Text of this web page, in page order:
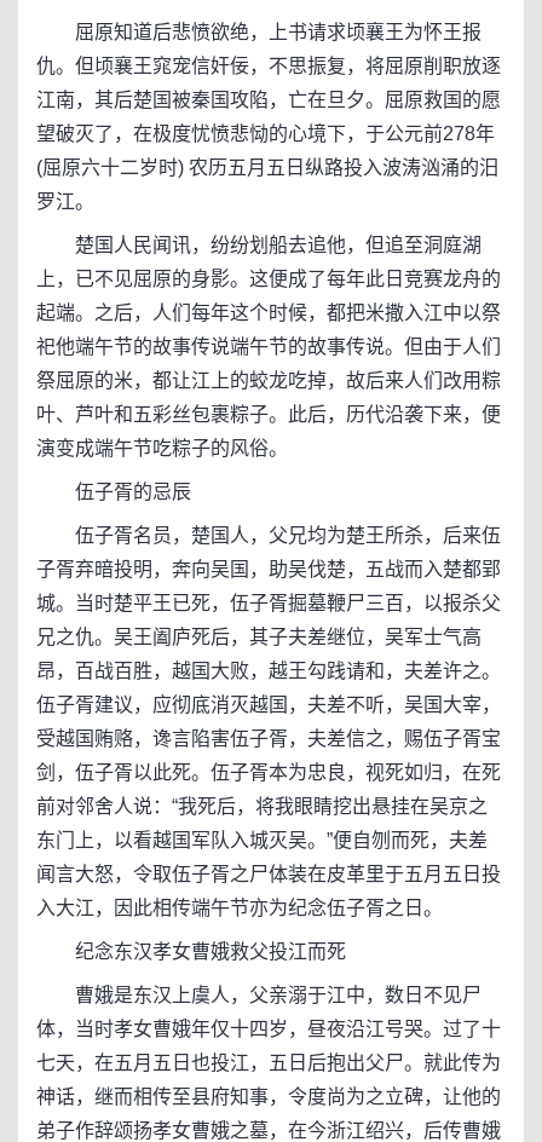
屈原知道后悲愤欲绝，上书请求顷襄王为怀王报
仇。但顷襄王窕宠信奸佞，不思振复，将屈原削职放逐
江南，其后楚国被秦国攻陷，亡在旦夕。屈原救国的愿
望破灭了，在极度忧愤悲恸的心境下，于公元前278年
(屈原六十二岁时) 农历五月五日纵路投入波涛汹涌的汨
罗江。
楚国人民闻讯，纷纷划船去追他，但追至洞庭湖
上，已不见屈原的身影。这便成了每年此日竞赛龙舟的
起端。之后，人们每年这个时候，都把米撒入江中以祭
祀他端午节的故事传说端午节的故事传说。但由于人们
祭屈原的米，都让江上的蛟龙吃掉，故后来人们改用粽
叶、芦叶和五彩丝包裹粽子。此后，历代沿袭下来，便
演变成端午节吃粽子的风俗。
伍子胥的忌辰
伍子胥名员，楚国人，父兄均为楚王所杀，后来伍
子胥弃暗投明，奔向吴国，助吴伐楚，五战而入楚都郢
城。当时楚平王已死，伍子胥掘墓鞭尸三百，以报杀父
兄之仇。吴王阖庐死后，其子夫差继位，吴军士气高
昂，百战百胜，越国大败，越王勾践请和，夫差许之。
伍子胥建议，应彻底消灭越国，夫差不听，吴国大宰，
受越国贿赂，谗言陷害伍子胥，夫差信之，赐伍子胥宝
剑，伍子胥以此死。伍子胥本为忠良，视死如归，在死
前对邻舍人说：“我死后，将我眼睛挖出悬挂在吴京之
东门上，以看越国军队入城灭吴。”便自刎而死，夫差
闻言大怒，令取伍子胥之尸体装在皮革里于五月五日投
入大江，因此相传端午节亦为纪念伍子胥之日。
纪念东汉孝女曹娥救父投江而死
曹娥是东汉上虞人，父亲溺于江中，数日不见尸
体，当时孝女曹娥年仅十四岁，昼夜沿江号哭。过了十
七天，在五月五日也投江，五日后抱出父尸。就此传为
神话，继而相传至县府知事，令度尚为之立碑，让他的
弟子作辞颂扬孝女曹娥之墓，在今浙江绍兴，后传曹娥